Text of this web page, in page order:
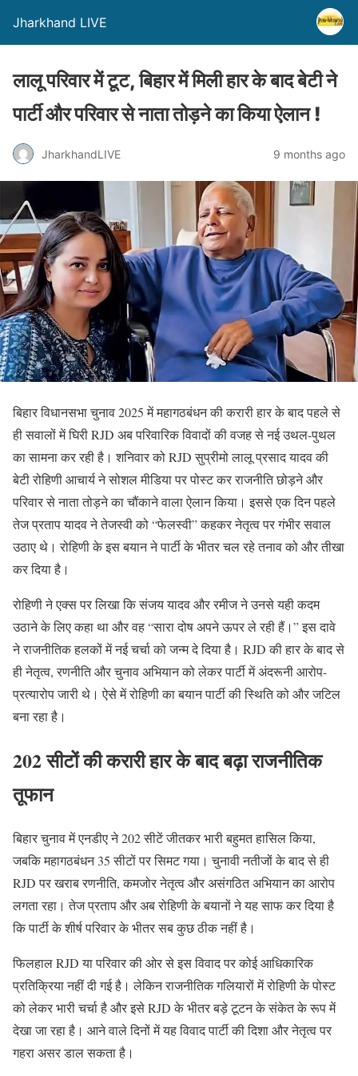
Jharkhand LIVE
लालू परिवार में टूट, बिहार में मिली हार के बाद बेटी ने
पार्टी और परिवार से नाता तोड़ने का किया ऐलान !
JharkhandLIVE 9 months ago
बिहार विधानसभा चुनाव 2025 में महागठबंधन की करारी हार के बाद पहले से
ही सवालों में घिरी RJD अब परिवारिक विवादों की वजह से नई उथल-पुथल
का सामना कर रही है। शनिवार को RJD सुप्रीमो लालू प्रसाद यादव की
बेटी रोहिणी आचार्य ने सोशल मीडिया पर पोस्ट कर राजनीति छोड़ने और
परिवार से नाता तोड़ने का चौंकाने वाला ऐलान किया। इससे एक दिन पहले
तेज प्रताप यादव ने तेजस्वी को “फेलस्वी” कहकर नेतृत्व पर गंभीर सवाल
उठाए थे। रोहिणी के इस बयान ने पार्टी के भीतर चल रहे तनाव को और तीखा
कर दिया है।
रोहिणी ने एक्स पर लिखा कि संजय यादव और रमीज ने उनसे यही कदम
उठाने के लिए कहा था और वह “सारा दोष अपने ऊपर ले रही हैं।” इस दावे
ने राजनीतिक हलकों में नई चर्चा को जन्म दे दिया है। RJD की हार के बाद से
ही नेतृत्व, रणनीति और चुनाव अभियान को लेकर पार्टी में अंदरूनी आरोप-
प्रत्यारोप जारी थे। ऐसे में रोहिणी का बयान पार्टी की स्थिति को और जटिल
बना रहा है।
202 सीटों की करारी हार के बाद बढ़ा राजनीतिक
तूफान
बिहार चुनाव में एनडीए ने 202 सीटें जीतकर भारी बहुमत हासिल किया,
जबकि महागठबंधन 35 सीटों पर सिमट गया। चुनावी नतीजों के बाद से ही
RJD पर खराब रणनीति, कमजोर नेतृत्व और असंगठित अभियान का आरोप
लगता रहा। तेज प्रताप और अब रोहिणी के बयानों ने यह साफ कर दिया है
कि पार्टी के शीर्ष परिवार के भीतर सब कुछ ठीक नहीं है।
फिलहाल RJD या परिवार की ओर से इस विवाद पर कोई आधिकारिक
प्रतिक्रिया नहीं दी गई है। लेकिन राजनीतिक गलियारों में रोहिणी के पोस्ट
को लेकर भारी चर्चा है और इसे RJD के भीतर बड़े टूटन के संकेत के रूप में
देखा जा रहा है। आने वाले दिनों में यह विवाद पार्टी की दिशा और नेतृत्व पर
गहरा असर डाल सकता है।